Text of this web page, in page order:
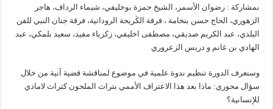
بمشاركة : رضوان الأسمر، الشيخ حمزة بوخليفي، شيماء الرداف، هاجر
الزهوري، الحاج حسن بنخامة ، فرقة الڭريحة الرودانية، فرقة جنان النبي للفن
البلدي، عبد الكريم صديقي، مصطفى اخليفي، زكرياء مفيد، سعيد بلمكي، عبد
الهادي بن غانم و دريس الزعروري
وستعرف الدورة تنظيم ندوة علمية في موضوع لمناقشة قضية آنية من خلال
سؤال محوري: ماذا بعد هذا الاعتراف الأممي بتراث الملحون كتراث لامادي
للإنسانية؟